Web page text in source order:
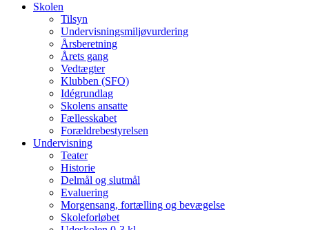
Skolen
Tilsyn
Undervisningsmiljøvurdering
Årsberetning
Årets gang
Vedtægter
Klubben (SFO)
Idégrundlag
Skolens ansatte
Fællesskabet
Forældrebestyrelsen
Undervisning
Teater
Historie
Delmål og slutmål
Evaluering
Morgensang, fortælling og bevægelse
Skoleforløbet